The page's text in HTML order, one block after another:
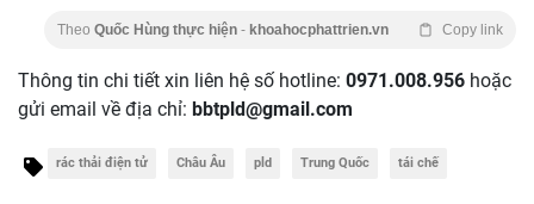
Theo Quốc Hùng thực hiện - khoahocphattrien.vn Copy link
Thông tin chi tiết xin liên hệ số hotline: 0971.008.956 hoặc
gửi email về địa chỉ: bbtpld@gmail.com
rác thải điện tử Châu Âu pld Trung Quốc tái chế